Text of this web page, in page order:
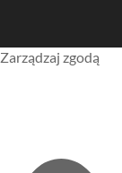
Zarządzaj zgodą